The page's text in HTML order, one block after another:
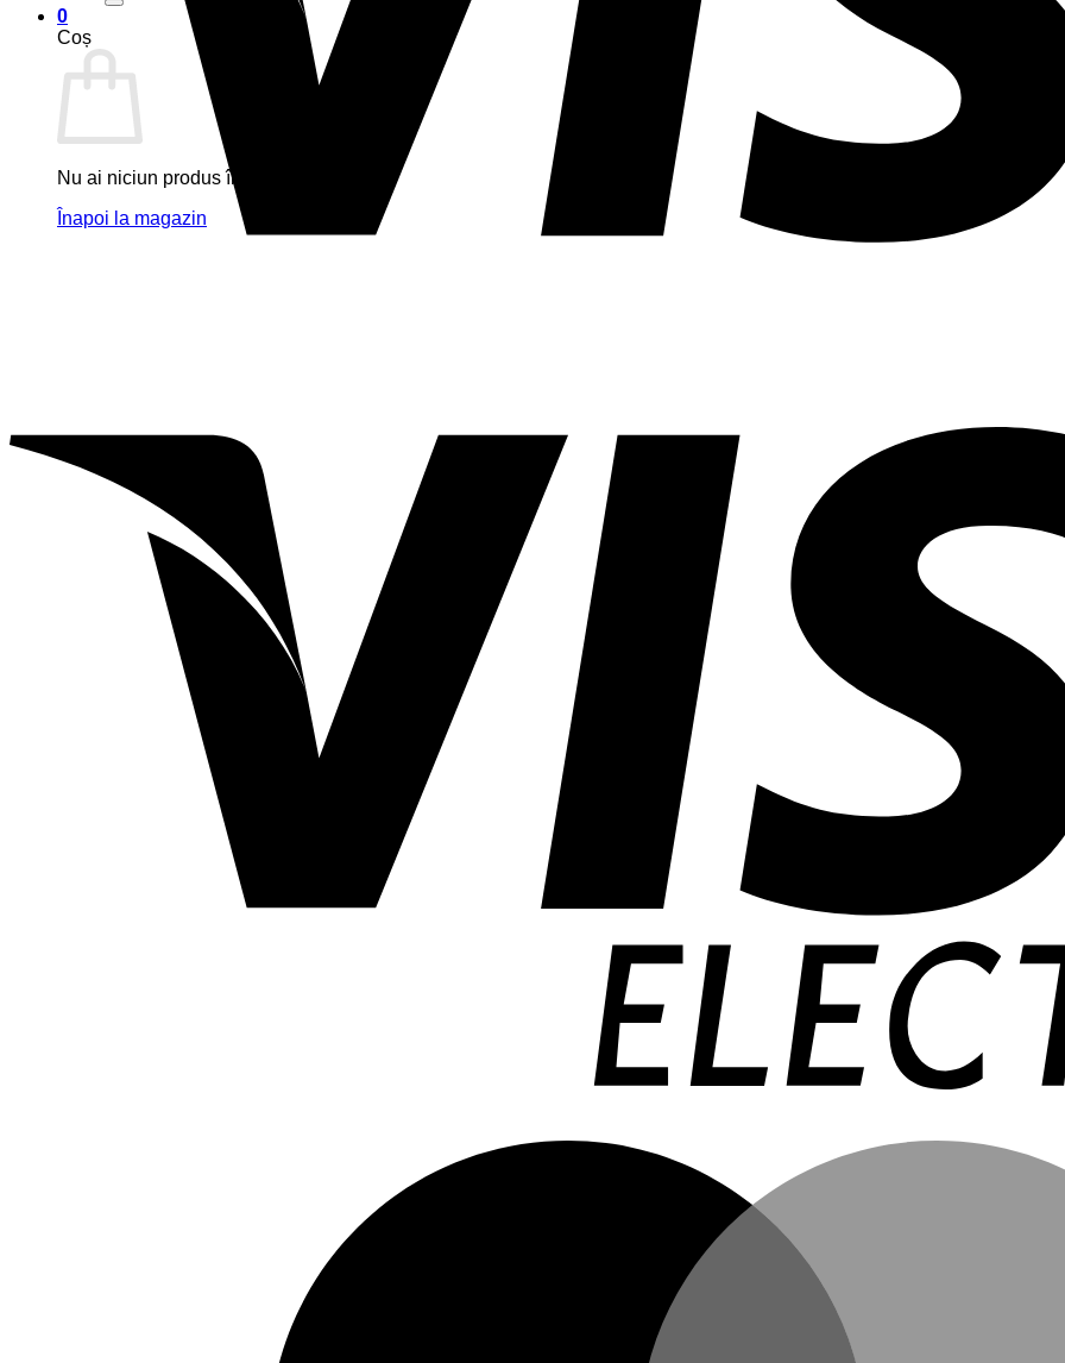
0
Coș
Nu ai niciun produs în coș.
Înapoi la magazin